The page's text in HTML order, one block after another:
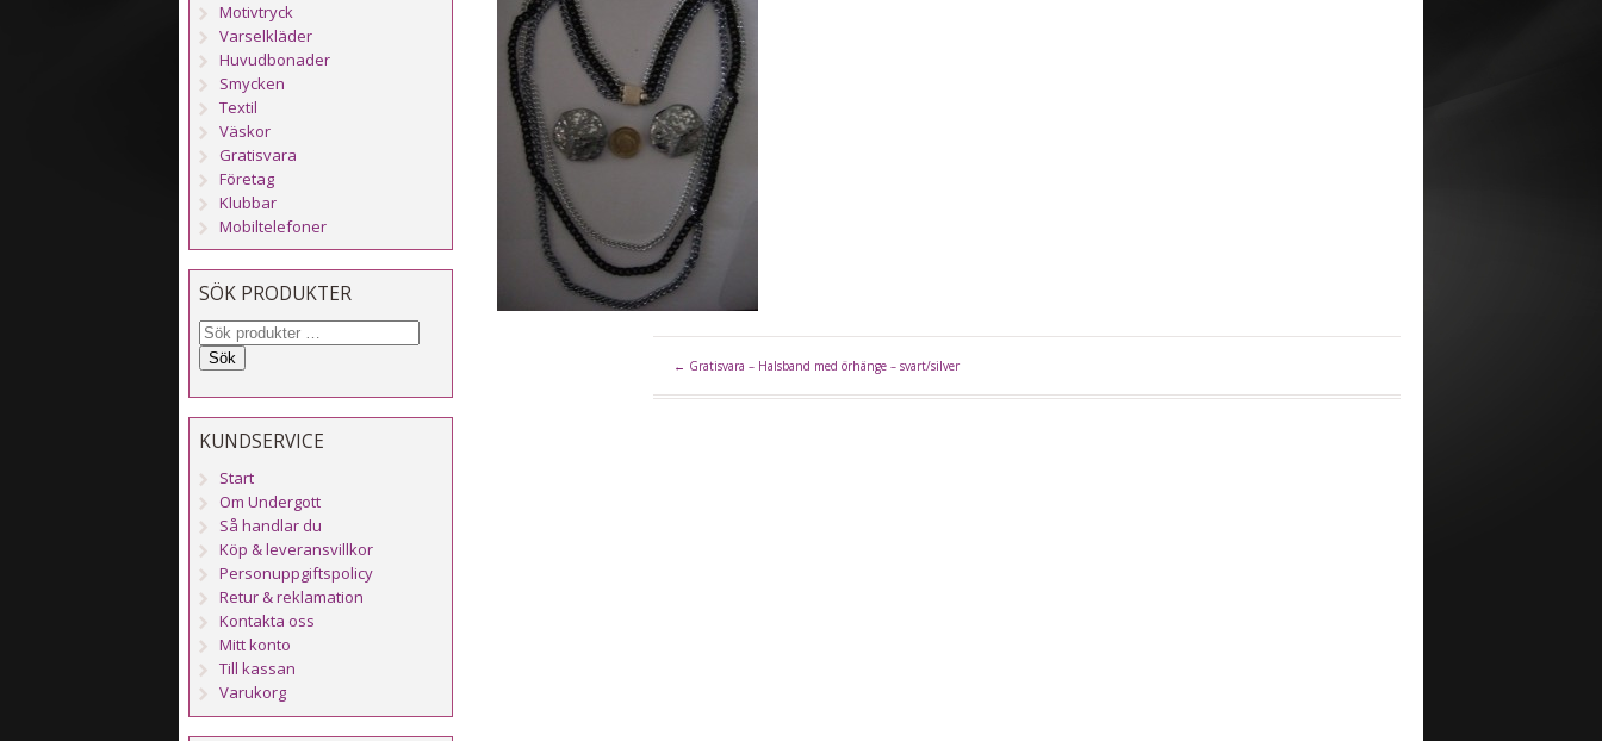
← Gratisvara – Halsband med örhänge – svart/silver
Motivtryck
Varselkläder
Huvudbonader
Smycken
Textil
Väskor
Gratisvara
Företag
Klubbar
Mobiltelefoner
SÖK PRODUKTER
Sök
KUNDSERVICE
Start
Om Undergott
Så handlar du
Köp & leveransvillkor
Personuppgiftspolicy
Retur & reklamation
Kontakta oss
Mitt konto
Till kassan
Varukorg